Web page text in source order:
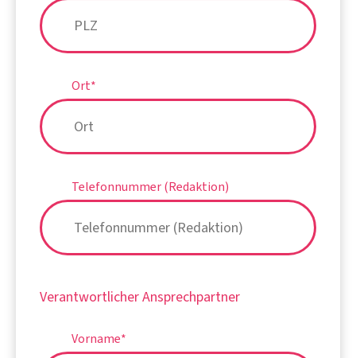
Ort*
Telefonnummer (Redaktion)
Verantwortlicher Ansprechpartner
Vorname*